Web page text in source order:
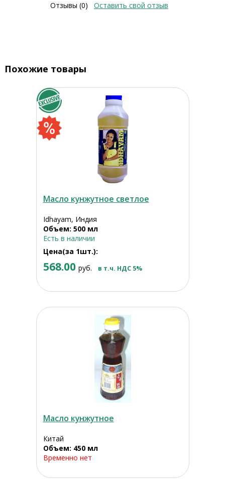
Отзывы (0) Оставить свой отзыв
Похожие товары
Масло кунжутное светлое
Idhayam, Индия
Объем: 500 мл
Есть в наличии
Цена(за 1шт.):
568.00 руб. в т.ч. НДС 5%
Масло кунжутное
Китай
Объем: 450 мл
Временно нет